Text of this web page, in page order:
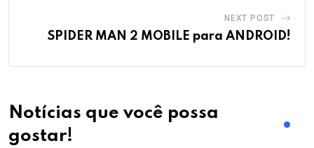
NEXT POST
SPIDER MAN 2 MOBILE para ANDROID!
Notícias que você possa
gostar!